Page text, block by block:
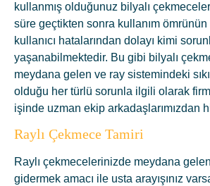
kullanmış olduğunuz bilyalı
süre geçtikten sonra kullanım ömrünün
kullanıcı hatalarından dolayı kimi
yaşanabilmektedir. Bu gibi bilyalı
meydana gelen ve ray sistemindeki
olduğu her türlü sorunla ilgili olarak
işinde uzman ekip arkadaşlarımızdan
Raylı Çekmece Tamiri
Raylı çekmecelerinizde meydana
gidermek amacı ile usta arayışınız